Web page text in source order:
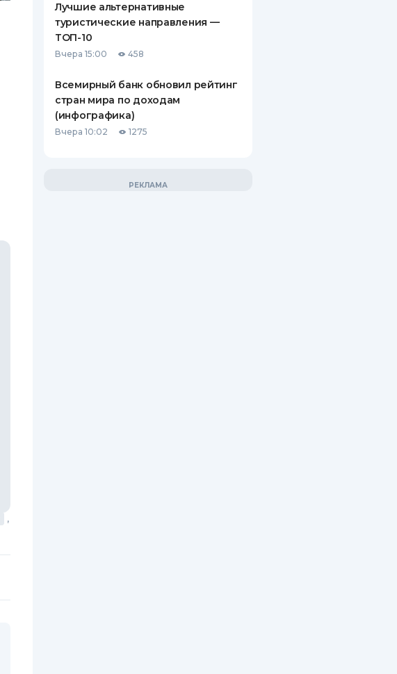
,
Лучшие альтернативные
туристические направления —
ТОП-10
Вчера 15:00 458
Всемирный банк обновил рейтинг
стран мира по доходам
(инфографика)
Вчера 10:02 1275